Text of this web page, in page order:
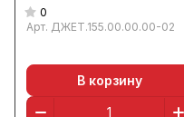
0
Арт. ДЖЕТ.155.00.00.00-02
В корзину